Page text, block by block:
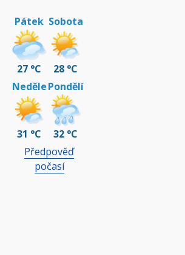
Pátek
27 °C
Sobota
28 °C
Neděle
31 °C
Pondělí
32 °C
Předpověď
počasí